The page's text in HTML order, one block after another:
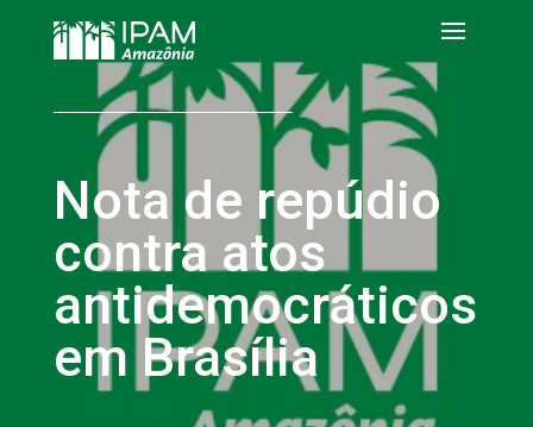
Nota de repúdio
contra atos
antidemocráticos
em Brasília